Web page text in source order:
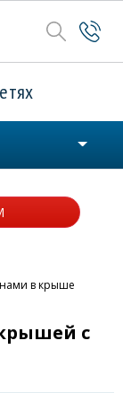
в крыше
с